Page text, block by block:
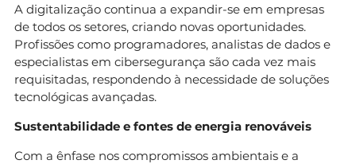
A digitalização continua a expandir-se em empresas
de todos os setores, criando novas oportunidades.
Profissões como programadores, analistas de dados e
especialistas em cibersegurança são cada vez mais
requisitadas, respondendo à necessidade de soluções
tecnológicas avançadas.
Sustentabilidade e fontes de energia renováveis
Com a ênfase nos compromissos ambientais e a